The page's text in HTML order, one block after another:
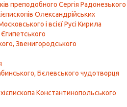
преподобного Сергія Радонезького
Олександрійських
і всієї Русі Кирила
Звенигородського
Бєлевського чудотворця
Константинопольського